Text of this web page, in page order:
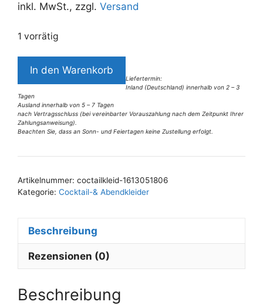
inkl. MwSt., zzgl. Versand
1 vorrätig
5725LK5s
Coctailkleid
Gr
38
Menge
In den Warenkorb
Liefertermin:
Inland (Deutschland) innerhalb von 2 – 3
Tagen
Ausland innerhalb von 5 – 7 Tagen
nach Vertragsschluss (bei vereinbarter Vorauszahlung nach dem Zeitpunkt Ihrer
Zahlungsanweisung).
Beachten Sie, dass an Sonn- und Feiertagen keine Zustellung erfolgt.
l
e
t
e
Artikelnummer: coctailkleid-1613051806
Kategorie: Cocktail-& Abendkleider
Beschreibung
Rezensionen (0)
Beschreibung